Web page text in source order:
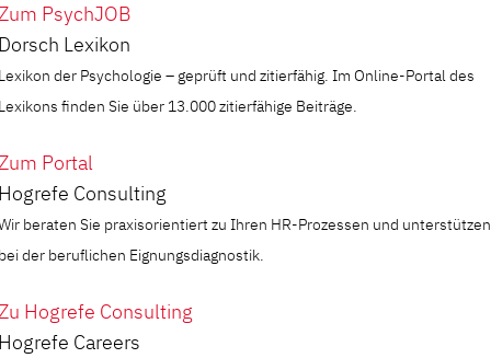
PsychJOB
Lexikon
der Psychologie – geprüft und zitierfähig. Im Online-Portal des
finden Sie über 13.000 zitierfähige Beiträge.
Portal
Consulting
beraten Sie praxisorientiert zu Ihren HR-Prozessen und unterstützen
der beruflichen Eignungsdiagnostik.
Hogrefe Consulting
Careers